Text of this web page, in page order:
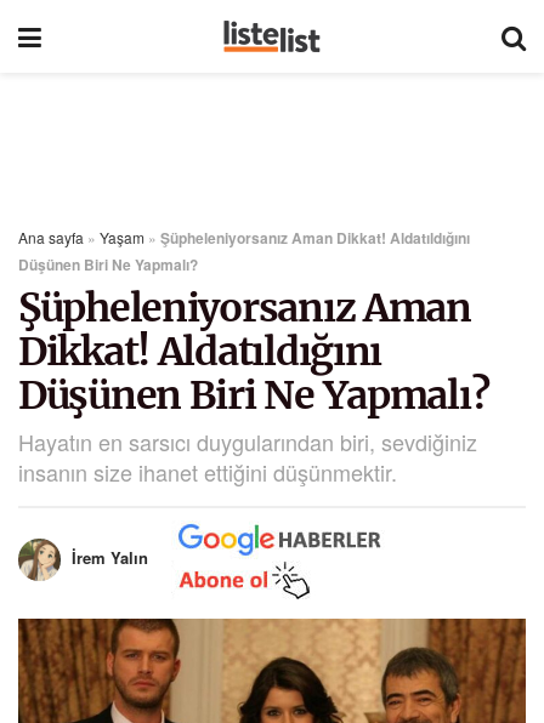
Ana sayfa » Yaşam » Şüpheleniyorsanız Aman Dikkat! Aldatıldığını
Düşünen Biri Ne Yapmalı?
Şüpheleniyorsanız Aman
Dikkat! Aldatıldığını
Düşünen Biri Ne Yapmalı?
Hayatın en sarsıcı duygularından biri, sevdiğiniz
insanın size ihanet ettiğini düşünmektir.
İrem Yalın